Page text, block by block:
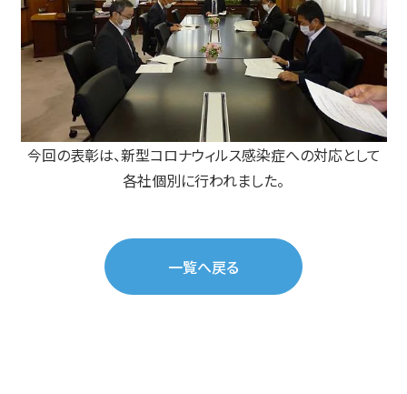
今回の表彰は、新型コロナウィルス感染症への対応として
各社個別に行われました。
一覧へ戻る